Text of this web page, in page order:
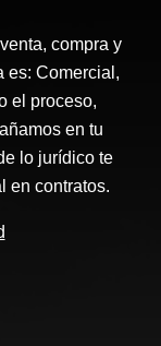
compra y
es: Comercial,
el proceso,
en tu
lo jurídico te
en contratos.